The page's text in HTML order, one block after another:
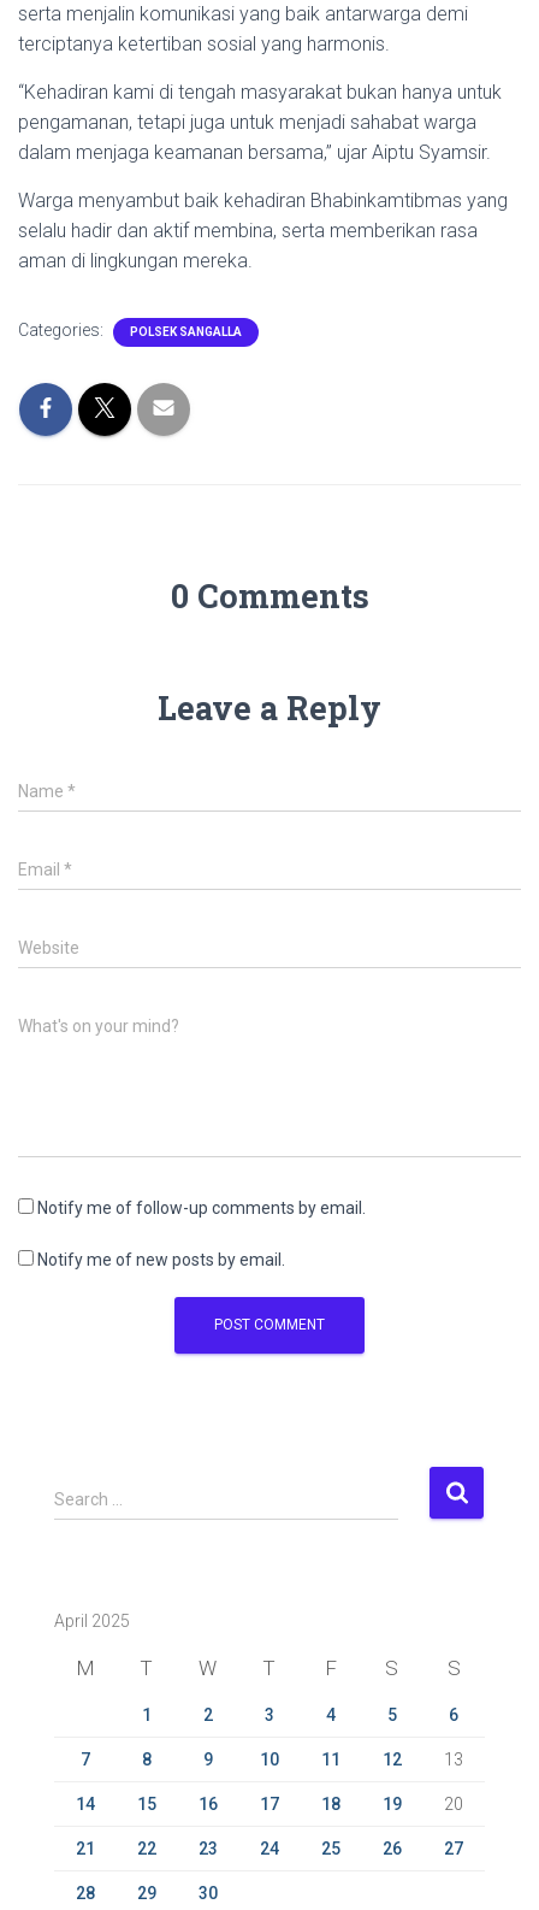
serta menjalin komunikasi yang baik antarwarga demi
terciptanya ketertiban sosial yang harmonis.
“Kehadiran kami di tengah masyarakat bukan hanya untuk
pengamanan, tetapi juga untuk menjadi sahabat warga
dalam menjaga keamanan bersama,” ujar Aiptu Syamsir.
Warga menyambut baik kehadiran Bhabinkamtibmas yang
selalu hadir dan aktif membina, serta memberikan rasa
aman di lingkungan mereka.
Categories: POLSEK SANGALLA
0 Comments
Leave a Reply
Name *
Email *
Website
What's on your mind?
Notify me of follow-up comments by email.
Notify me of new posts by email.
S
e
h
Search …
April 2025
M T W T F S S
1 2 3 4 5 6
7 8 9 10 11 12 13
14 15 16 17 18 19 20
21 22 23 24 25 26 27
28 29
30